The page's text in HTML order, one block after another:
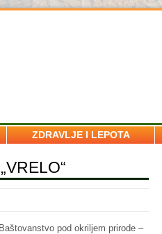
ZDRAVLJE I LEPOTA
pod okriljem prirode –